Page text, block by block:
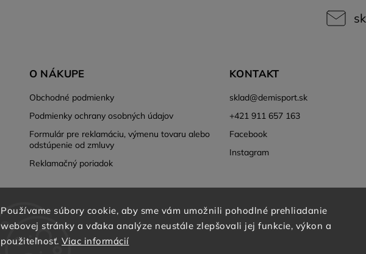
Používame súbory cookie, aby sme vám umožnili pohodlné prehliadanie
webovej stránky a vďaka analýze neustále zlepšovali jej funkcie, výkon a
použiteľnosť. Viac informácií
O NÁKUPE
Obchodné podmienky
Podmienky ochrany osobných údajov
Formulár pre reklamáciu, výmenu tovaru alebo
odstúpenie od zmluvy
Reklamačný poriadok
KONTAKT
sklad@demisport.sk
+421 911 657 163
Facebook
Instagram